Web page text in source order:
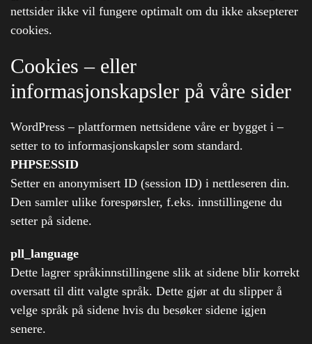
nettsider ikke vil fungere optimalt om du ikke aksepterer
cookies.
Cookies – eller
informasjonskapsler på våre sider
WordPress – plattformen nettsidene våre er bygget i –
setter to to informasjonskapsler som standard.
PHPSESSID
Setter en anonymisert ID (session ID) i nettleseren din.
Den samler ulike forespørsler, f.eks. innstillingene du
setter på sidene.
pll_language
Dette lagrer språkinnstillingene slik at sidene blir korrekt
oversatt til ditt valgte språk. Dette gjør at du slipper å
velge språk på sidene hvis du besøker sidene igjen
senere.